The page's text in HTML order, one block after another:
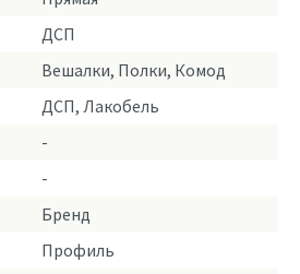
ДСП
Вешалки, Полки, Комод
ДСП, Лакобель
-
-
Бренд
Профиль